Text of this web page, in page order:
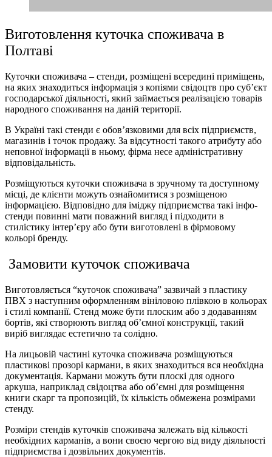
Виготовлення куточка споживача в
Полтаві
Куточки споживача – стенди, розміщені всередині приміщень,
на яких знаходиться інформація з копіями свідоцтв про суб’єкт
господарської діяльності, який займається реалізацією товарів
народного споживання на даній території.
В Україні такі стенди є обов’язковими для всіх підприємств,
магазинів і точок продажу. За відсутності такого атрибуту або
неповної інформації в ньому, фірма несе адміністративну
відповідальність.
Розміщуються куточки споживача в зручному та доступному
місці, де клієнти можуть ознайомитися з розміщеною
інформацією. Відповідно для іміджу підприємства такі інфо-
стенди повинні мати поважний вигляд і підходити в
стилістику інтер’єру або бути виготовлені в фірмовому
кольорі бренду.
Замовити куточок споживача
Виготовляється “куточок споживача” зазвичай з пластику
ПВХ з наступним оформленням вініловою плівкою в кольорах
і стилі компанії. Стенд може бути плоским або з додаванням
бортів, які створюють вигляд об’ємної конструкції, такий
виріб виглядає естетично та солідно.
На лицьовій частині куточка споживача розміщуються
пластикові прозорі кармани, в яких знаходиться вся необхідна
документація. Кармани можуть бути плоскі для одного
аркуша, наприклад свідоцтва або об’ємні для розміщення
книги скарг та пропозицій, їх кількість обмежена розмірами
стенду.
Розміри стендів куточків споживача залежать від кількості
необхідних карманів, а вони своєю чергою від виду діяльності
підприємства і дозвільних документів.